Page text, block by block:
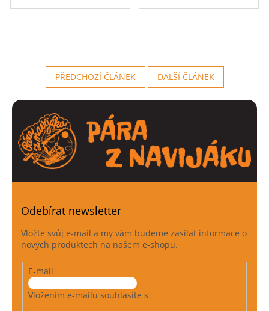
PŘEDCHOZÍ ČLÁNEK DALŠÍ ČLÁNEK
Odebírat newsletter
Vložte svůj e-mail a my vám budeme zasílat informace o
nových produktech na našem e-shopu.
E-mail
Vložením e-mailu souhlasíte s